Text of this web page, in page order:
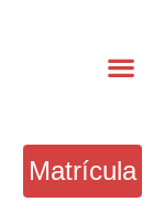
Matrícula